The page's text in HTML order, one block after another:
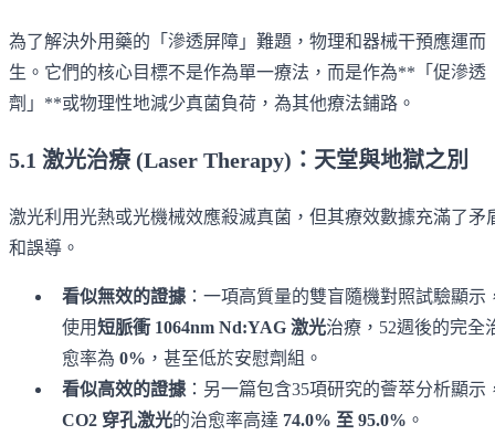
為了解決外用藥的「滲透屏障」難題，物理和器械干預應運而
生。它們的核心目標不是作為單一療法，而是作為**「促滲透
劑」**或物理性地減少真菌負荷，為其他療法鋪路。
5.1 激光治療 (Laser Therapy)：天堂與地獄之別
激光利用光熱或光機械效應殺滅真菌，但其療效數據充滿了矛
和誤導。
看似無效的證據 ：一項高質量的雙盲隨機對照試驗顯示
使用短脈衝 1064nm Nd:YAG 激光治療，52週後的完全
愈率為 0% ，甚至低於安慰劑組。
看似高效的證據 ：另一篇包含35項研究的薈萃分析顯示
CO2 穿孔激光的治愈率高達 74.0% 至 95.0% 。